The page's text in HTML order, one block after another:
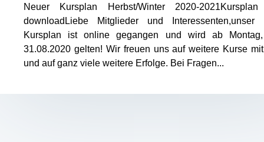
Neuer Kursplan Herbst/Winter 2020-
downloadLiebe Mitglieder und Interessenten,unser
Kursplan ist online gegangen und wird ab
31.08.2020 gelten! Wir freuen uns auf weitere Kurse
und auf ganz viele weitere Erfolge. Bei Fragen...